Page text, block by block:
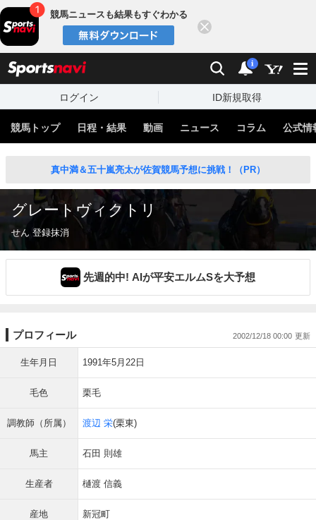
競馬ニュースも結果もすぐわかる
検索 通知
i
ログイン ID新規取得
競馬トップ 日程・結果 動画 ニュース コラム 公式情
真中満＆五十嵐亮太が佐賀競馬予想に挑戦！（PR）
グレートヴィクトリ
せん 登録抹消
先週的中! AIが平安エルムSを大予想
プロフィール 2002/12/18 00:00
生年月日 1991年5月22日
毛色 栗毛
調教師（所属） 渡辺 栄(栗東)
馬主 石田 則雄
生産者 樋渡 信義
産地 新冠町